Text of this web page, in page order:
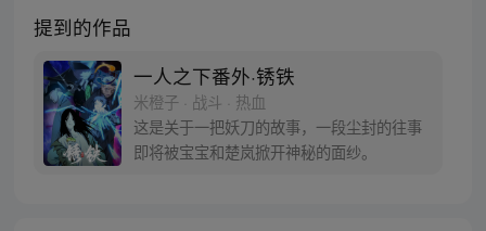
提到的作品
一人之下番外·锈铁
米橙子 · 战斗 · 热血
这是关于一把妖刀的故事，一段尘封的往事
即将被宝宝和楚岚掀开神秘的面纱。